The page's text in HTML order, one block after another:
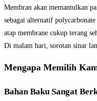
Membran akan memantulkan
sebagai alternatif
atap membrane cukup terang
Di malam hari, sorotan sinar
Mengapa Memilih
Bahan Baku Sangat